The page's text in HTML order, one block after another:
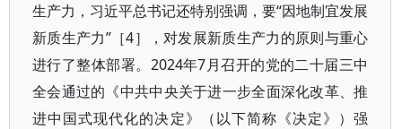
生产力，习近平总书记还特别强调，要“因地制宜发展
新质生产力”［4］，对发展新质生产力的原则与重心
进行了整体部署。2024年7月召开的党的二十届三中
全会通过的《中共中央关于进一步全面深化改革、推
进中国式现代化的决定》（以下简称《决定》）强